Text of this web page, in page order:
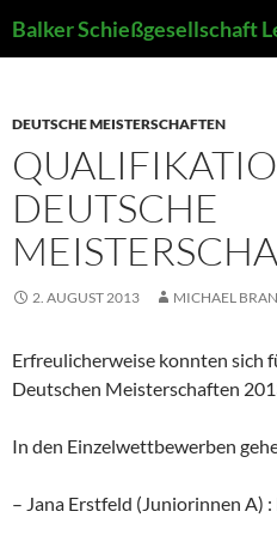
Inhalt
DEUTSCHE MEISTERSCHAFTEN
DEUTSCHE
2. AUGUST 2013 MICHAEL
Erfreulicherweise konnten sich
Deutschen Meisterschaften
In den Einzelwettbewerben
– Jana Erstfeld (Juniorinnen A)